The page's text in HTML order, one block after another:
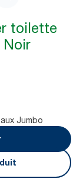
toilette
Noir
Jumbo